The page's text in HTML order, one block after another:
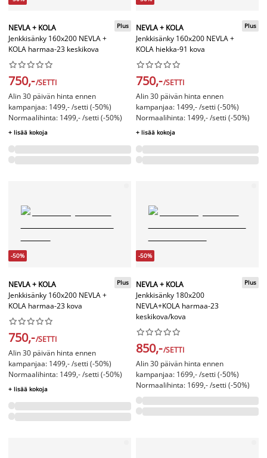
NEVLA + KOLA
Jenkkisänky 160x200 NEVLA +
KOLA harmaa-23 keskikova
Plus






750,-/SETTI
Alin 30 päivän hinta ennen
kampanjaa: 1499,- /setti (-50%)
Normaalihinta: 1499,- /setti (-50%)
+ lisää kokoja
NEVLA + KOLA
Jenkkisänky 160x200 NEVLA +
KOLA hiekka-91 kova
Plus






750,-/SETTI
Alin 30 päivän hinta ennen
kampanjaa: 1499,- /setti (-50%)
Normaalihinta: 1499,- /setti (-50%)
+ lisää kokoja
-50%
NEVLA + KOLA
Jenkkisänky 160x200 NEVLA +
KOLA harmaa-23 kova
Plus






750,-/SETTI
Alin 30 päivän hinta ennen
kampanjaa: 1499,- /setti (-50%)
Normaalihinta: 1499,- /setti (-50%)
+ lisää kokoja
-50%
NEVLA + KOLA
Jenkkisänky 180x200
NEVLA+KOLA harmaa-23
keskikova/kova
Plus






850,-/SETTI
Alin 30 päivän hinta ennen
kampanjaa: 1699,- /setti (-50%)
Normaalihinta: 1699,- /setti (-50%)